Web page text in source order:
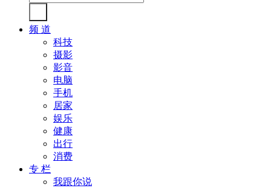
频 道
科技
摄影
影音
电脑
手机
居家
娱乐
健康
出行
消费
专 栏
我跟你说